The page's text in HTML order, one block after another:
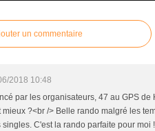
un commentaire
2018 10:48
par les organisateurs, 47 au GPS
mieux ?<br /> Belle rando malgré les
singles. C'est la rando parfaite pour moi !